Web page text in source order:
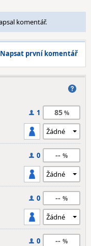
komentář.
Napsat první komentář
1 85
0 --
0 --
0 --